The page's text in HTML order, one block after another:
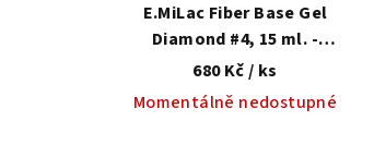
E.MiLac Fiber Base Gel
Diamond #4, 15 ml. -
Modelační báze se
zpevňujícím syntetickým
680 Kč/ ks
Momentálně nedostupné